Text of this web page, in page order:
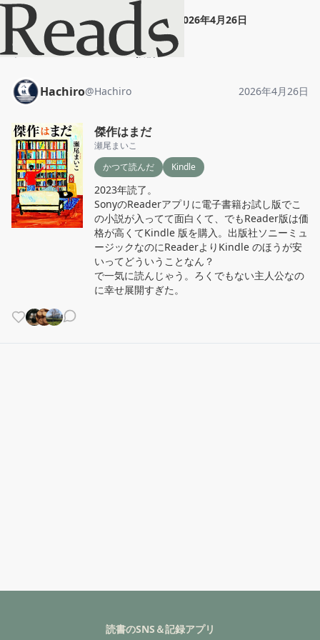
Hachiro "傑作はまだ 2026年4月26日
ホーム Hachiro 投稿
Hachiro@Hachiro 2026年4月26日
傑作はまだ
瀬尾まいこ
かつて読んだ
Kindle
2023年読了。
SonyのReaderアプリに電子書籍お試し版でこ
の小説が入ってて面白くて、でもReader版は価
格が高くてKindle 版を購入。出版社ソニーミュ
ージックなのにReaderよりKindle のほうが安
いってどういうことなん？
で一気に読んじゃう。ろくでもない主人公なの
に幸せ展開すぎた。
読書のSNS＆記録アプリ